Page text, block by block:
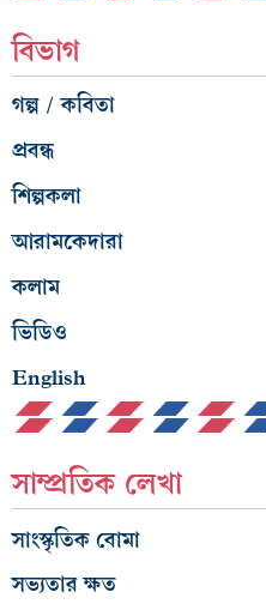
বিভাগ
গল্প / কবিতা
প্রবন্ধ
শিল্পকলা
আরামকেদারা
কলাম
ভিডিও
English
সাম্প্রতিক লেখা
সাংস্কৃতিক বোমা
সভ্যতার ক্ষত